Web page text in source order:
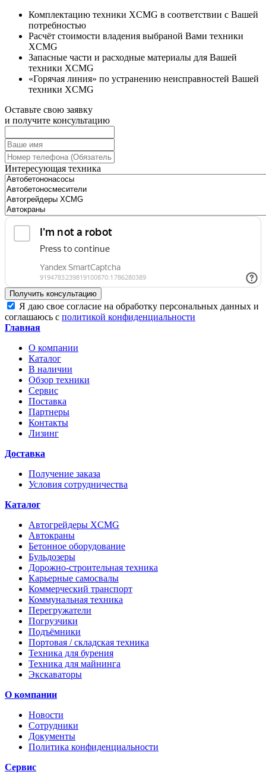
Комплектацию техники XCMG в соответствии с Вашей
потребностью
Расчёт стоимости владения выбраной Вами техники
XCMG
Запасные части и расходные материалы для Вашей
техники XCMG
«Горячая линия» по устранению неисправностей Вашей
техники XCMG
Оставьте свою заявку
и получите консультацию
Интересующая техника
Получить консультацию
Я даю свое согласие на обработку персональных данных и
соглашаюсь с политикой конфиденциальности
Главная
О компании
Каталог
В наличии
Обзор техники
Сервис
Поставка
Партнеры
Контакты
Лизинг
Доставка
Получение заказа
Условия сотрудничества
Каталог
Автогрейдеры XCMG
Автокраны
Бетонное оборудование
Бульдозеры
Дорожно-строительная техника
Карьерные самосвалы
Коммерческий транспорт
Коммунальная техника
Перегружатели
Погрузчики
Подъёмники
Портовая / складская техника
Техника для бурения
Техника для майнинга
Экскаваторы
О компании
Новости
Сотрудники
Документы
Политика конфиденциальности
Сервис